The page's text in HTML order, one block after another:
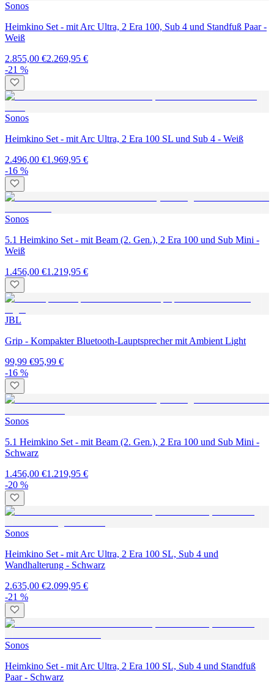
Sonos
Heimkino Set - mit Arc Ultra, 2 Era 100, Sub 4 und Standfuß Paar -
Weiß
2.855,00 €2.269,95 €
-21 %
Sonos
Heimkino Set - mit Arc Ultra, 2 Era 100 SL und Sub 4 - Weiß
2.496,00 €1.969,95 €
-16 %
Sonos
5.1 Heimkino Set - mit Beam (2. Gen.), 2 Era 100 und Sub Mini -
Weiß
1.456,00 €1.219,95 €
JBL
Grip - Kompakter Bluetooth-Lauptsprecher mit Ambient Light
99,99 €95,99 €
-16 %
Sonos
5.1 Heimkino Set - mit Beam (2. Gen.), 2 Era 100 und Sub Mini -
Schwarz
1.456,00 €1.219,95 €
-20 %
Sonos
Heimkino Set - mit Arc Ultra, 2 Era 100 SL, Sub 4 und
Wandhalterung - Schwarz
2.635,00 €2.099,95 €
-21 %
Sonos
Heimkino Set - mit Arc Ultra, 2 Era 100 SL, Sub 4 und Standfuß
Paar - Schwarz